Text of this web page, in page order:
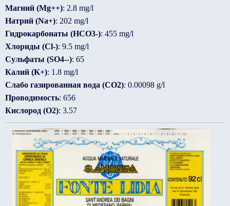
Магний (Mg++): 2.8 mg/l
Натрий (Na+): 202 mg/l
Гидрокарбонаты (HCO3-): 455 mg/l
Хлориды (Cl-): 9.5 mg/l
Сульфаты (SO4--): 65
Калий (K+): 1.8 mg/l
Слабо газированная вода (CO2): 0.00098 g/l
Проводимость: 656
Кислород (O2): 3.57